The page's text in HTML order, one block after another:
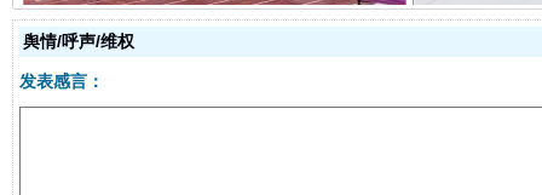
舆情/呼声/维权
发表感言：